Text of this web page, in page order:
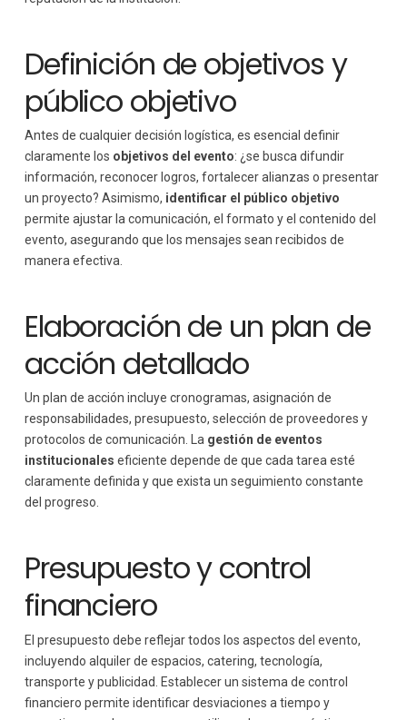
Definición de objetivos y
público objetivo
Antes de cualquier decisión logística, es esencial definir
claramente los objetivos del evento: ¿se busca difundir
información, reconocer logros, fortalecer alianzas o presentar
un proyecto? Asimismo, identificar el público objetivo
permite ajustar la comunicación, el formato y el contenido del
evento, asegurando que los mensajes sean recibidos de
manera efectiva.
Elaboración de un plan de
acción detallado
Un plan de acción incluye cronogramas, asignación de
responsabilidades, presupuesto, selección de proveedores y
protocolos de comunicación. La gestión de eventos
institucionales eficiente depende de que cada tarea esté
claramente definida y que exista un seguimiento constante
del progreso.
Presupuesto y control
financiero
El presupuesto debe reflejar todos los aspectos del evento,
incluyendo alquiler de espacios, catering, tecnología,
transporte y publicidad. Establecer un sistema de control
financiero permite identificar desviaciones a tiempo y